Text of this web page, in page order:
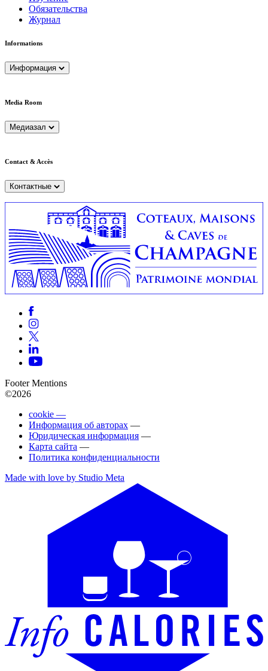
Обязательства
Журнал
Informations
Информация
Media Room
Медиазал
Contact & Accès
Контактные
Footer Mentions
©2026
cookie —
Информация об авторах —
Юридическая информация —
Карта сайта —
Политика конфиденциальности
Made with love by Studio Meta